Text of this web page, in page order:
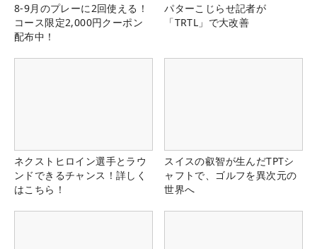
8-9月のプレーに2回使える！
コース限定2,000円クーポン
配布中！
パターこじらせ記者が
「TRTL」で大改善
ネクストヒロイン選手とラウ
ンドできるチャンス！詳しく
はこちら！
スイスの叡智が生んだTPTシ
ャフトで、ゴルフを異次元の
世界へ